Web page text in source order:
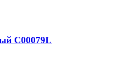
C00079L